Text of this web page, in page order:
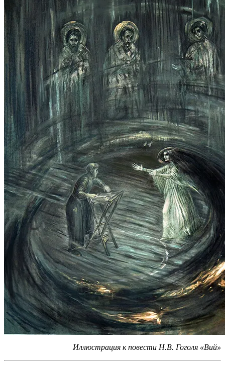
Иллюстрация к повести Н.В. Гоголя «Вий»